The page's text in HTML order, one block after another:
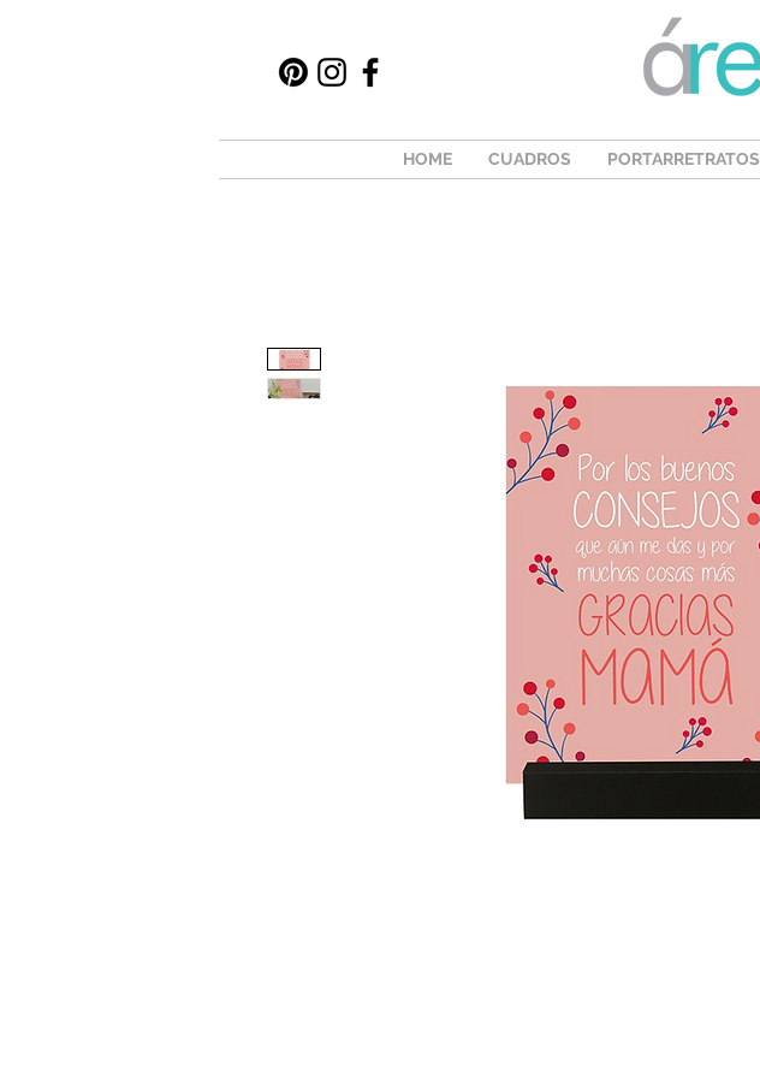
HOME CUADROS PORTARRETRATOS